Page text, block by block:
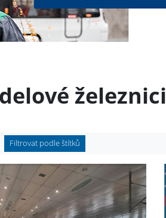
železnici
Filtrovat podle štítků